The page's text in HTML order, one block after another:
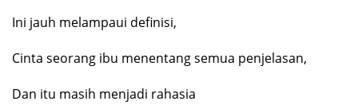
Ini jauh melampaui definisi,
Cinta seorang ibu menentang semua penjelasan,
Dan itu masih menjadi rahasia